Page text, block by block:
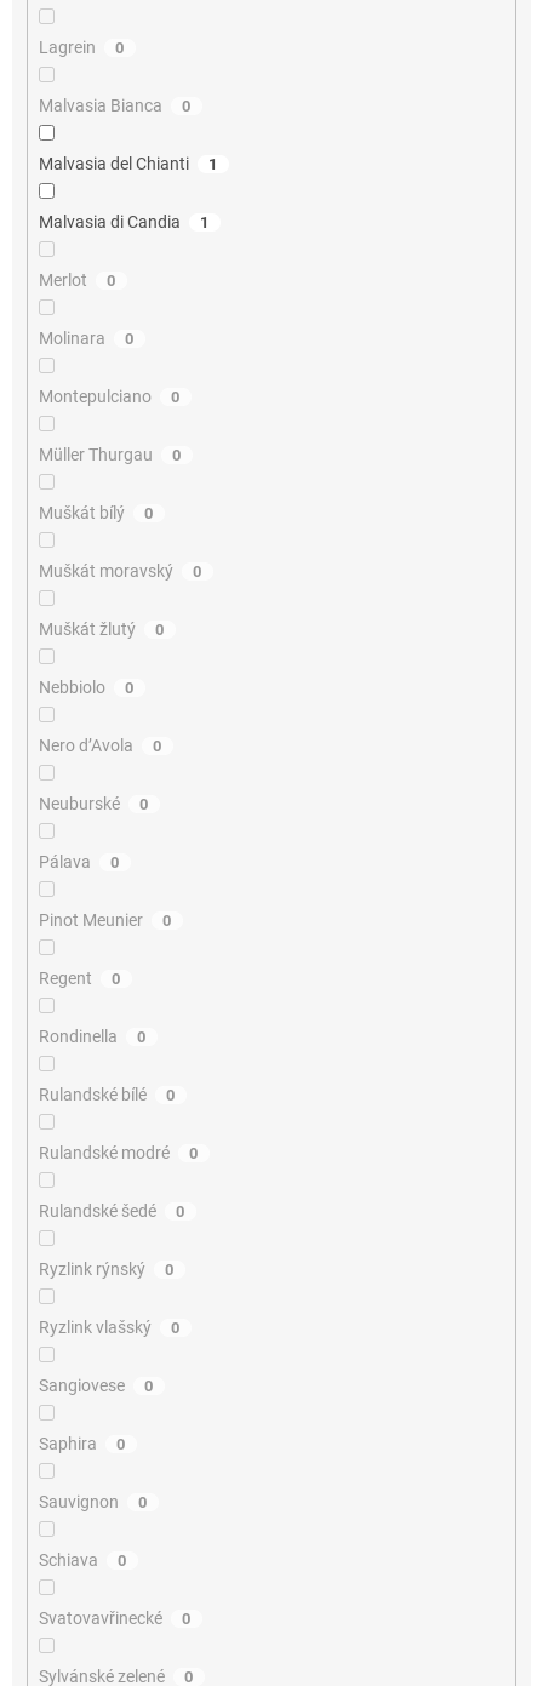
Lagrein 0
Malvasia Bianca 0
Malvasia del Chianti 1
Malvasia di Candia 1
Merlot 0
Molinara 0
Montepulciano 0
Müller Thurgau 0
Muškát bílý 0
Muškát moravský 0
Muškát žlutý 0
Nebbiolo 0
Nero d’Avola 0
Neuburské 0
Pálava 0
Pinot Meunier 0
Regent 0
Rondinella 0
Rulandské bílé 0
Rulandské modré 0
Rulandské šedé 0
Ryzlink rýnský 0
Ryzlink vlašský 0
Sangiovese 0
Saphira 0
Sauvignon 0
Schiava 0
Svatovavřinecké 0
Sylvánské zelené 0